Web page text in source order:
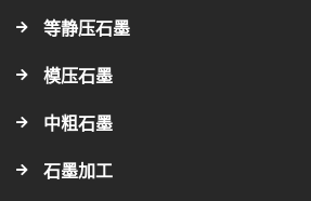
等静压石墨
模压石墨
中粗石墨
石墨加工